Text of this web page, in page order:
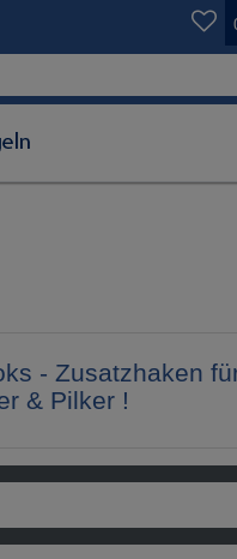
- Zusatzhaken
& Pilker !